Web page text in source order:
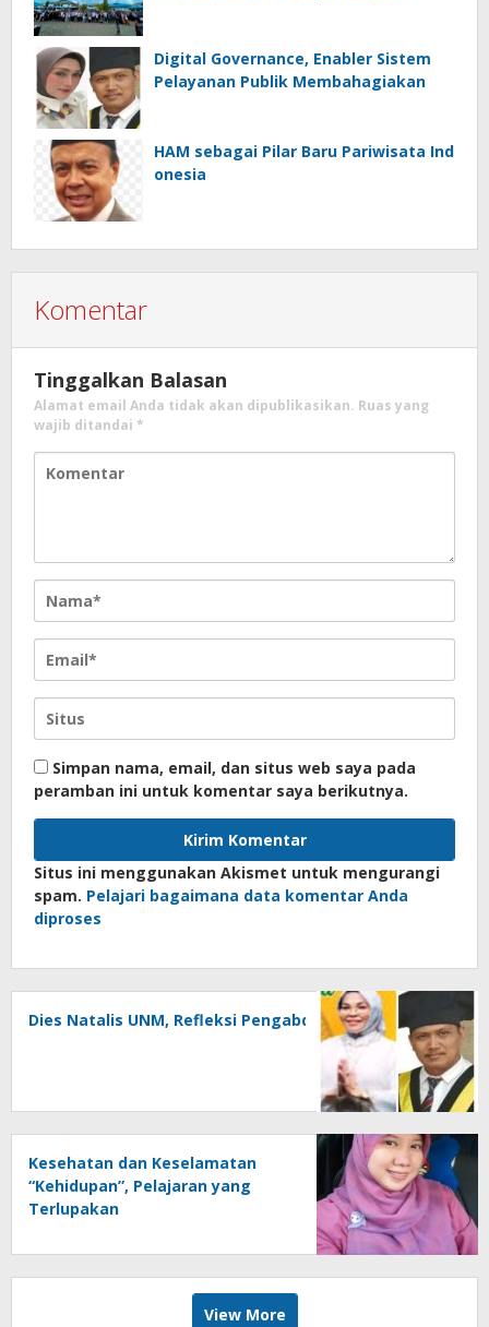
Digital Governance, Enabler Sistem
Pelayanan Publik Membahagiakan
HAM sebagai Pilar Baru Pariwisata Ind
onesia
Komentar
Tinggalkan Balasan
Alamat email Anda tidak akan dipublikasikan. Ruas yang
wajib ditandai *
Simpan nama, email, dan situs web saya pada
peramban ini untuk komentar saya berikutnya.
Situs ini menggunakan Akismet untuk mengurangi
spam. Pelajari bagaimana data komentar Anda
diproses
Dies Natalis UNM, Refleksi Pengabdian Untuk Negeri
Kesehatan dan Keselamatan
“Kehidupan”, Pelajaran yang
Terlupakan
View More